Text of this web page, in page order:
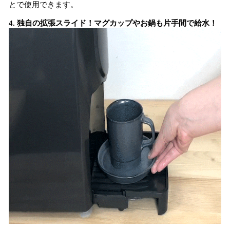
とで使用できます。
4. 独自の拡張スライド！マグカップやお鍋も片手間で給水！